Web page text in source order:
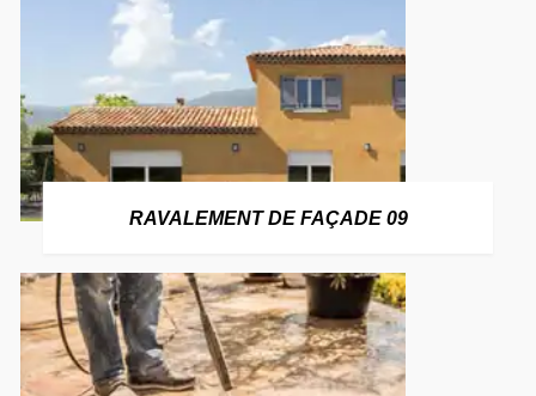
RAVALEMENT DE FAÇADE 09